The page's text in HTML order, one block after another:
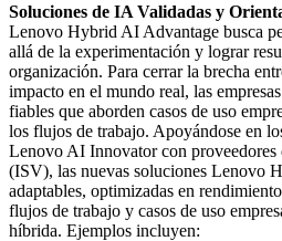
Soluciones de IA Validadas y
Lenovo Hybrid AI Advantage busca
allá de la experimentación y lograr
organización. Para cerrar la brecha
impacto en el mundo real, las
fiables que aborden casos de uso
los flujos de trabajo. Apoyándose en
Lenovo AI Innovator con proveedores
(ISV), las nuevas soluciones Lenovo
adaptables, optimizadas en
flujos de trabajo y casos de uso
híbrida. Ejemplos incluyen: